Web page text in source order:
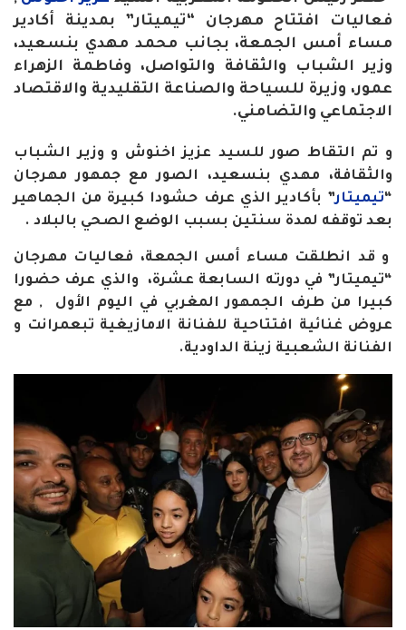
فعاليات افتتاح مهرجان “تيميتار” بمدينة أكادير
مساء أمس الجمعة، بجانب محمد مهدي بنسعيد،
وزير الشباب والثقافة والتواصل، وفاطمة الزهراء
عمور، وزيرة للسياحة والصناعة التقليدية والاقتصاد
الاجتماعي والتضامني.
و تم التقاط صور للسيد عزيز اخنوش و وزير الشباب
والثقافة، مهدي بنسعيد، الصور مع جمهور مهرجان
“تيميتار” بأكادير الذي عرف حشودا كبيرة من الجماهير
بعد توقفه لمدة سنتين بسبب الوضع الصحي بالبلاد .
و قد انطلقت مساء أمس الجمعة، فعاليات مهرجان
“تيميتار” في دورته السابعة عشرة، والذي عرف حضورا
كبيرا من طرف الجمهور المغربي في اليوم الأول , مع
عروض غنائية افتتاحية للفنانة الامازيغية تبعمرانت و
الفنانة الشعبية زينة الداودية.